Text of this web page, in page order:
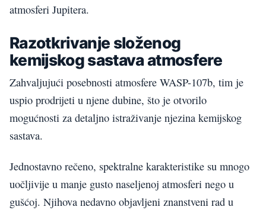
atmosferi Jupitera.
Razotkrivanje složenog
kemijskog sastava atmosfere
Zahvaljujući posebnosti atmosfere WASP-107b, tim je
uspio prodrijeti u njene dubine, što je otvorilo
mogućnosti za detaljno istraživanje njezina kemijskog
sastava.
Jednostavno rečeno, spektralne karakteristike su mnogo
uočljivije u manje gusto naseljenoj atmosferi nego u
gušćoj. Njihova nedavno objavljeni znanstveni rad u